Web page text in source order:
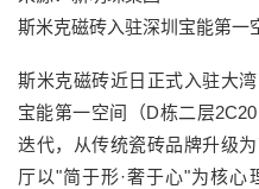
斯米克磁砖入驻深圳宝能第一
斯米克磁砖近日正式入驻大
宝能第一空间（D栋二层
迭代，从传统瓷砖品牌升级
厅以"简于形·奢于心"为核心